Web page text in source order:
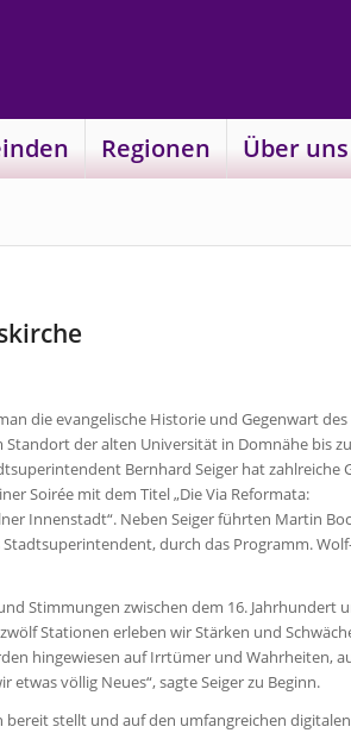
Regionen Über uns
die evangelische Historie und Gegenwart des
Standort der alten Universität in Domnähe bis
Bernhard Seiger hat zahlreiche
Soirée mit dem Titel „Die Via Reformata:
Innenstadt“. Neben Seiger führten Martin
durch das Programm.
Stimmungen zwischen dem 16. Jahrhundert
Stationen erleben wir Stärken und
hingewiesen auf Irrtümer und Wahrheiten,
völlig Neues“, sagte Seiger zu Beginn.
bereit stellt und auf den umfangreichen digitalen